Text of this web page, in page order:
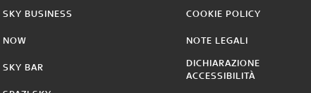
SKY BUSINESS
NOW
SKY BAR
COOKIE POLICY
NOTE LEGALI
DICHIARAZIONE
ACCESSIBILITÀ